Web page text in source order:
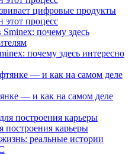
цифровые продукты
этот процесс
почему здесь интересно
— и как на самом деле
построения карьеры